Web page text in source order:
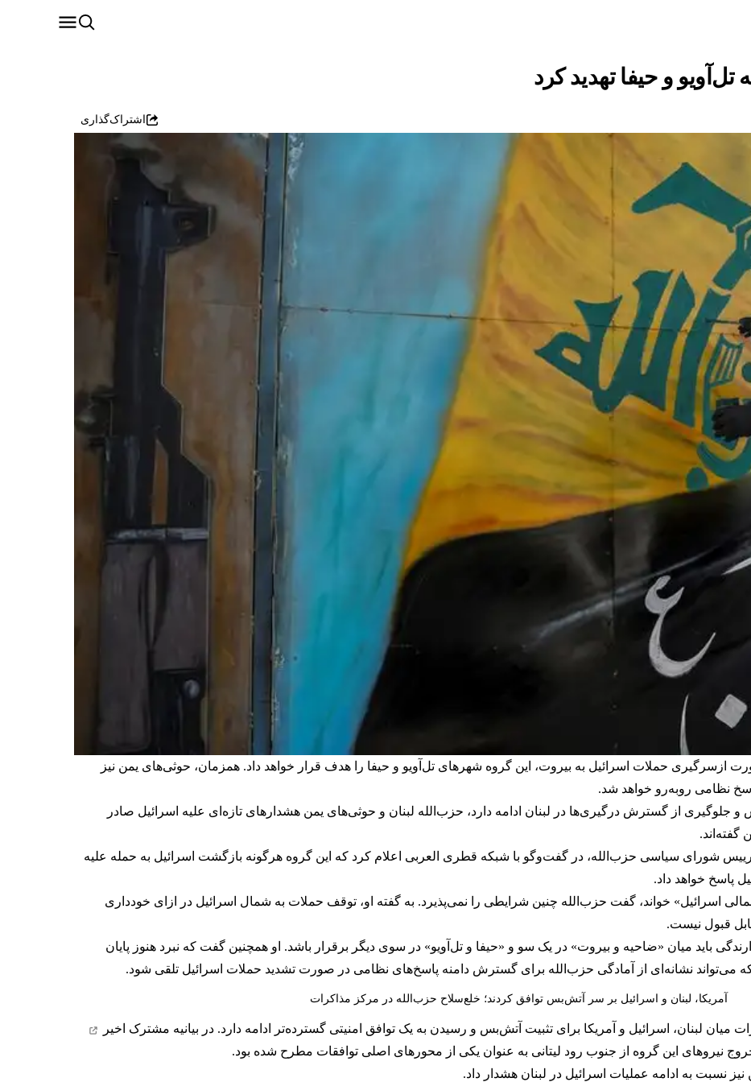
تل‌آویو و حیفا تهدید کرد
اشتراک‌گذاری
ازسرگیری حملات اسرائیل به بیروت، این گروه شهرهای تل‌آویو و حیفا را هدف قرار خواهد داد. همزمان، حوثی‌های یمن نیز
نظامی روبه‌رو خواهد شد.
جلوگیری از گسترش درگیری‌ها در لبنان ادامه دارد، حزب‌الله لبنان و حوثی‌های یمن هشدارهای تازه‌ای علیه اسرائیل صادر
گفته‌اند.
شورای سیاسی حزب‌الله، در گفت‌وگو با شبکه قطری العربی اعلام کرد که این گروه هرگونه بازگشت اسرائیل به حمله علیه
پاسخ خواهد داد.
اسرائیل» خواند، گفت حزب‌الله چنین شرایطی را نمی‌پذیرد. به گفته او، توقف حملات به شمال اسرائیل در ازای خودداری
قبول نیست.
باید میان «ضاحیه و بیروت» در یک سو و «حیفا و تل‌آویو» در سوی دیگر برقرار باشد. او همچنین گفت که نبرد هنوز پایان
می‌تواند نشانه‌ای از آمادگی حزب‌الله برای گسترش دامنه پاسخ‌های نظامی در صورت تشدید حملات اسرائیل تلقی شود.
آمریکا، لبنان و اسرائیل بر سر آتش‌بس توافق کردند؛ خلع‌سلاح حزب‌الله در مرکز مذاکرات
لبنان، اسرائیل و آمریکا برای تثبیت آتش‌بس و رسیدن به یک توافق امنیتی گسترده‌تر ادامه دارد. در بیانیه مشترک اخیر
خروج نیروهای این گروه از جنوب رود لیتانی به عنوان یکی از محورهای اصلی توافقات مطرح شده بود.
نسبت به ادامه عملیات اسرائیل در لبنان هشدار داد.